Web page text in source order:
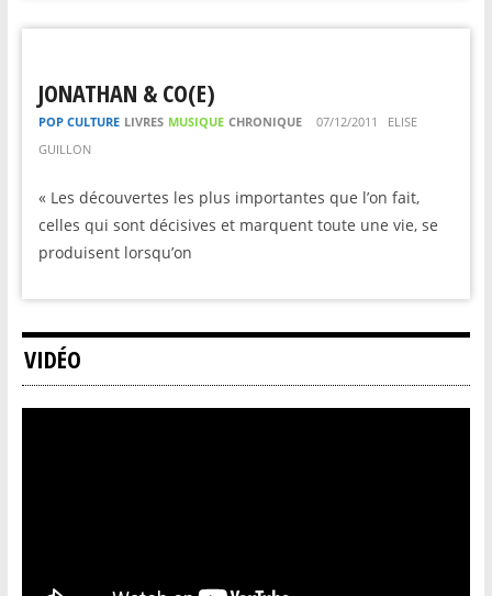
JONATHAN & CO(E)
POP CULTURE LIVRES MUSIQUE CHRONIQUE 07/12/2011
ELISE
GUILLON
« Les découvertes les plus importantes que l’on fait,
celles qui sont décisives et marquent toute une vie, se
produisent lorsqu’on
VIDÉO